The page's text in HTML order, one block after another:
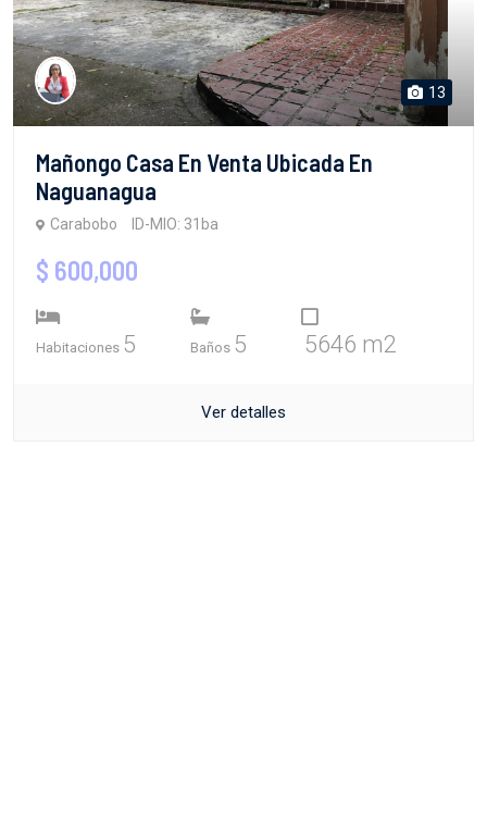
13
Mañongo Casa En Venta Ubicada En
Naguanagua
Carabobo ID-MIO: 31ba
$ 600,000
Habitaciones 5 Baños 5 5646 m2
Ver detalles